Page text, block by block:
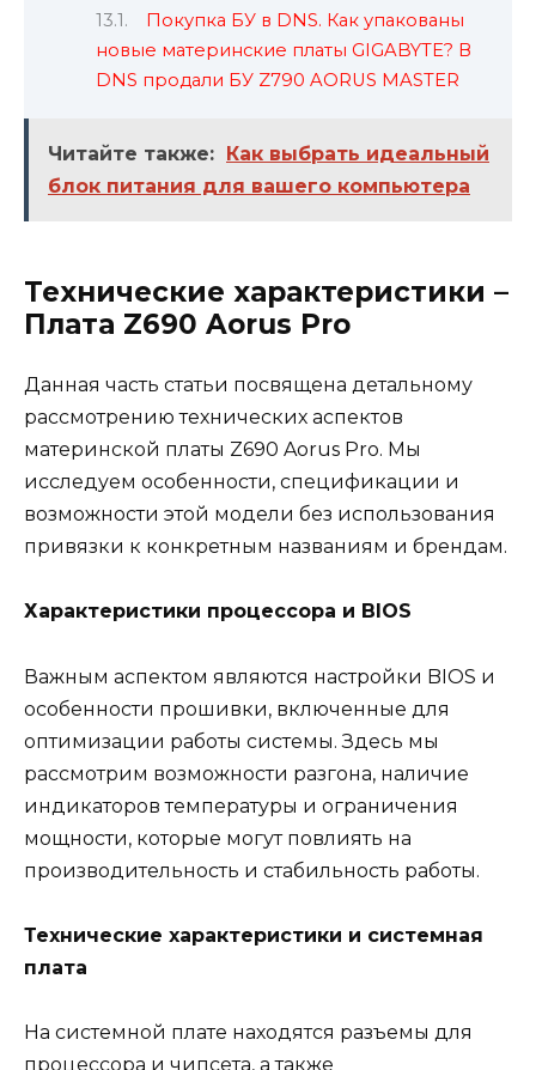
Покупка БУ в DNS. Как упакованы
новые материнские платы GIGABYTE? В
DNS продали БУ Z790 AORUS MASTER
Читайте также:
Как выбрать идеальный
блок питания для вашего компьютера
Технические характеристики –
Плата Z690 Aorus Pro
Данная часть статьи посвящена детальному
рассмотрению технических аспектов
материнской платы Z690 Aorus Pro. Мы
исследуем особенности, спецификации и
возможности этой модели без использования
привязки к конкретным названиям и брендам.
Характеристики процессора и BIOS
Важным аспектом являются настройки BIOS и
особенности прошивки, включенные для
оптимизации работы системы. Здесь мы
рассмотрим возможности разгона, наличие
индикаторов температуры и ограничения
мощности, которые могут повлиять на
производительность и стабильность работы.
Технические характеристики и системная
плата
На системной плате находятся разъемы для
процессора и чипсета, а также